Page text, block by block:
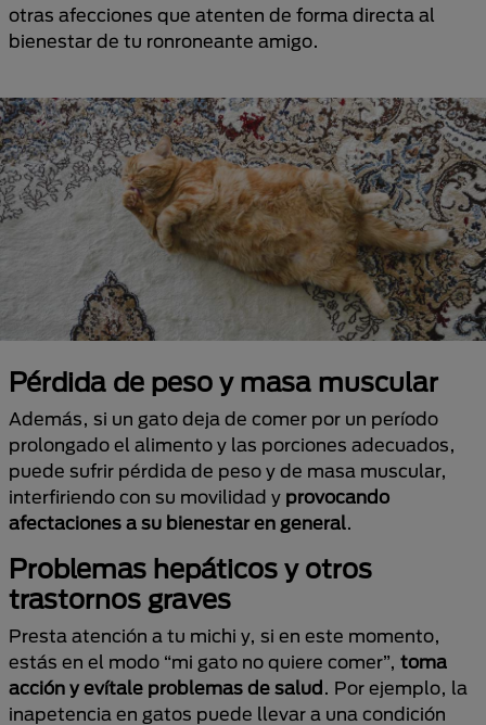
otras afecciones que atenten de forma directa al
bienestar de tu ronroneante amigo.
Pérdida de peso y masa muscular
Además, si un gato deja de comer por un período
prolongado el alimento y las porciones adecuados,
puede sufrir pérdida de peso y de masa muscular,
interfiriendo con su movilidad y provocando
afectaciones a su bienestar en general.
Problemas hepáticos y otros
trastornos graves
Presta atención a tu michi y, si en este momento,
estás en el modo “mi gato no quiere comer”, toma
acción y evítale problemas de salud. Por ejemplo, la
inapetencia en gatos puede llevar a una condición